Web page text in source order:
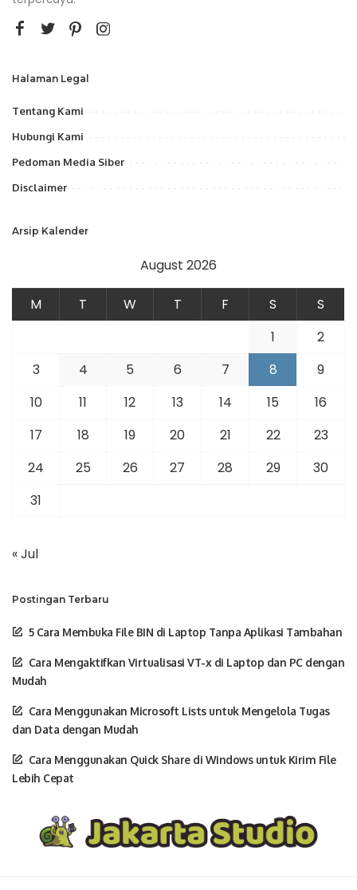
Halaman Legal
Tentang Kami
Hubungi Kami
Pedoman Media Siber
Disclaimer
Arsip Kalender
August 2026
M T W T F S
S
1
2
3
4 5 6 7 8
9
10
11 12 13 14 15
16
17
18 19 20 21 22
23
24
25 26 27 28 29
30
31
« Jul
Postingan Terbaru
5 Cara Membuka File BIN di Laptop Tanpa Aplikasi Tambahan
Cara Mengaktifkan Virtualisasi VT-x di Laptop dan PC dengan
Mudah
Cara Menggunakan Microsoft Lists untuk Mengelola Tugas
dan Data dengan Mudah
Cara Menggunakan Quick Share di Windows untuk Kirim File
Lebih Cepat